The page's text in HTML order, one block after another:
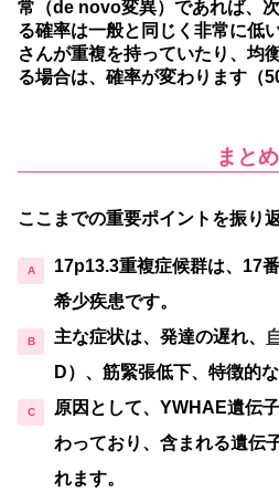
常（de novo変異）であれば、
る確率は一般と同じく非常に低
さんが重複を持っていたり、均
る場合は、確率が変わります（
まとめ
ここまでの重要ポイントを振り
17p13.3重複症候群は、17
希少疾患です。
主な症状は、発達の遅れ、
D）、筋緊張低下、特徴的
原因 として、 YWHAE遺伝子
わっており、含まれる遺伝
れます。